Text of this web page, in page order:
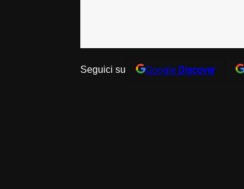
Seguici su Google Discover